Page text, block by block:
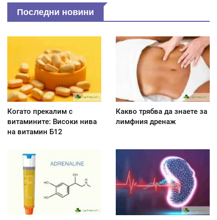
Последни новини
Когато прекалим с
витамините: Високи нива
на витамин Б12
Какво трябва да знаете за
лимфния дренаж